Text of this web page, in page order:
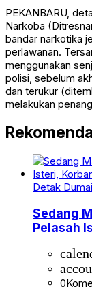
PEKANBARU,
Narkoba
bandar narkotika
perlawanan.
menggunakan
polisi, sebelum
dan terukur
melakukan
Detak Dumai
Sedang
Pelasah
0